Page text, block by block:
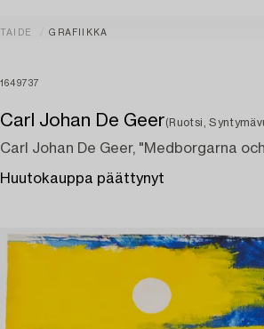
TAIDE GRAFIIKKA
1649737
Carl Johan De Geer(Ruotsi,
Carl Johan De Geer, "Medborgarna
Huutokauppa päättynyt